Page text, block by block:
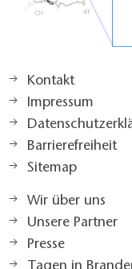
Kontakt
Impressum
Barrierefreiheit
Sitemap
Wir über uns
Unsere Partner
Presse